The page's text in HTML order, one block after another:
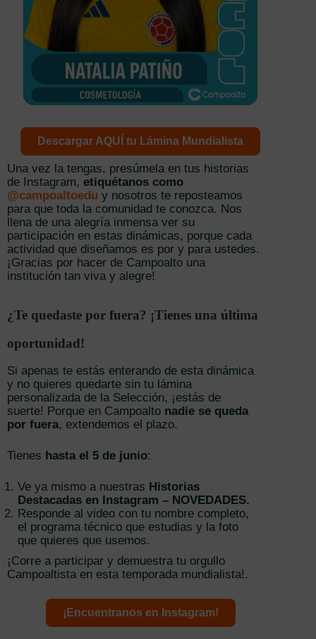
Descargar AQUÍ tu Lámina Mundialista
Una vez la tengas, presúmela en tus historias
de Instagram, etiquétanos como
@campoaltoedu y nosotros te reposteamos
para que toda la comunidad te conozca. Nos
llena de una alegría inmensa ver su
participación en estas dinámicas, porque cada
actividad que diseñamos es por y para ustedes.
¡Gracias por hacer de Campoalto una
institución tan viva y alegre!
¿Te quedaste por fuera? ¡Tienes una última
oportunidad!
Si apenas te estás enterando de esta dinámica
y no quieres quedarte sin tu lámina
personalizada de la Selección, ¡estás de
suerte! Porque en Campoalto nadie se queda
por fuera, extendemos el plazo.
Tienes hasta el 5 de junio:
Ve ya mismo a nuestras Historias
Destacadas en Instagram – NOVEDADES.
Responde al video con tu nombre completo,
el programa técnico que estudias y la foto
que quieres que usemos.
¡Corre a participar y demuestra tu orgullo
Campoaltista en esta temporada mundialista!.
¡Encuentranos en Instagram!